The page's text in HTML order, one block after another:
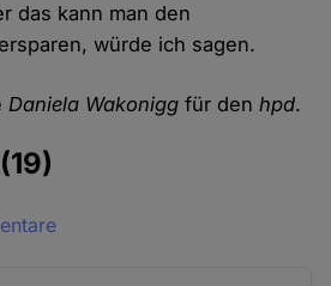
das kann man den
würde ich sagen.
Daniela Wakonigg für denhpd.
(19)